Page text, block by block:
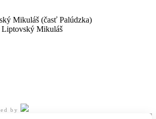
Mikuláš (časť Palúdzka)
Liptovský Mikuláš
by